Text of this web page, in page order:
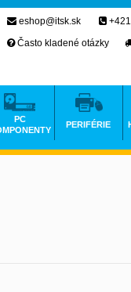
eshop@itsk.sk
Často kladené otázky
PC
PERIFÉRIE